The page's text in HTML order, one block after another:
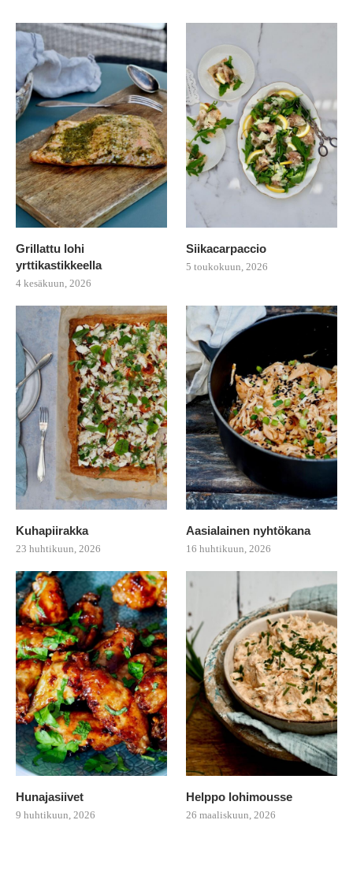
Grillattu lohi
yrttikastikkeella
4 kesäkuun, 2026
Siikacarpaccio
5 toukokuun, 2026
Kuhapiirakka
23 huhtikuun, 2026
Aasialainen nyhtökana
16 huhtikuun, 2026
Hunajasiivet
9 huhtikuun, 2026
Helppo lohimousse
26 maaliskuun, 2026